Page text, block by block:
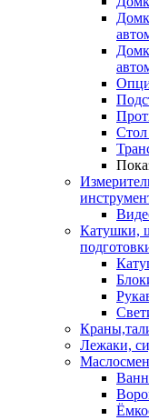
Стол
Катушки,
Лежаки,